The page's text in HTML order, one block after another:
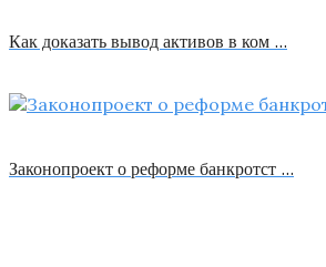
Как доказать вывод активов в ком …
Законопроект о реформе банкротст …